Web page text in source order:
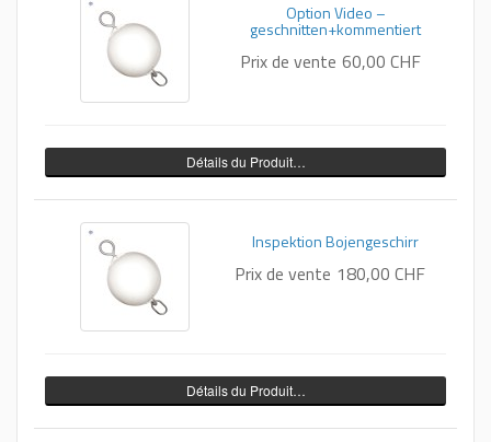
Option Video –
geschnitten+kommentiert
Prix ​​de vente 60,00 CHF
Détails du Produit…
Inspektion Bojengeschirr
Prix ​​de vente 180,00 CHF
Détails du Produit…